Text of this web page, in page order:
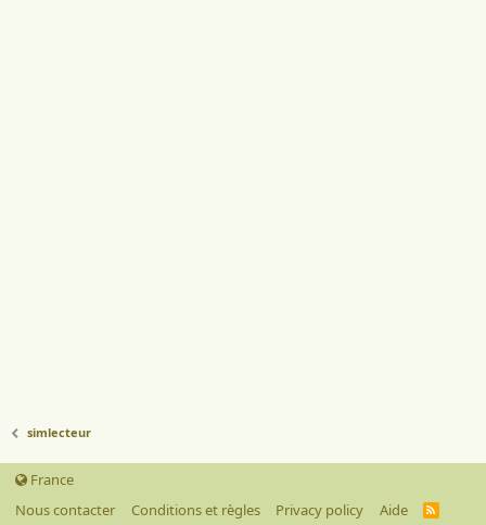
simlecteur
France
Nous contacter
Conditions et règles Privacy policy Aide
R